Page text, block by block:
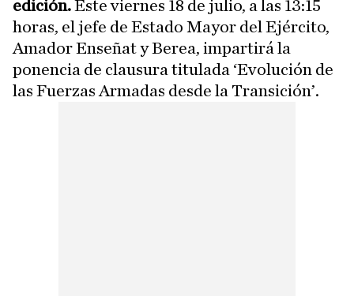
edición.Este viernes 18 de julio, a las 13:15
horas, el jefe de Estado Mayor del Ejército,
Amador Enseñat y Berea, impartirá la
ponencia de clausura titulada ‘Evolución de
las Fuerzas Armadas desde la Transición’.